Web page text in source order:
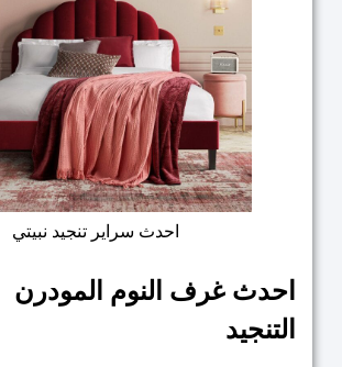
احدث سراير تنجيد نبيتي
احدث غرف النوم المودرن
التنجيد